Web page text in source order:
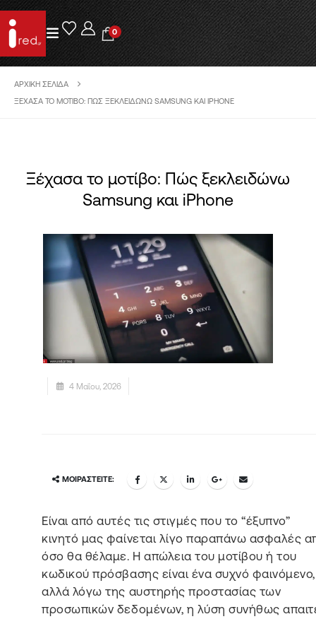
0
ΑΡΧΙΚΉ ΣΕΛΊΔΑ
ΞΈΧΑΣΑ ΤΟ ΜΟΤΊΒΟ: ΠΏΣ ΞΕΚΛΕΙΔΏΝΩ SAMSUNG ΚΑΙ IPHONE
Ξέχασα το μοτίβο: Πώς ξεκλειδώνω
Samsung και iPhone
4 Μαΐου, 2026
ΜΟΙΡΑΣΤΕΊΤΕ:
Είναι από αυτές τις στιγμές που το “έξυπνο”
κινητό μας φαίνεται λίγο παραπάνω ασφαλές
όσο θα θέλαμε. Η απώλεια του μοτίβου ή του
κωδικού πρόσβασης είναι ένα συχνό φαινόμενο,
αλλά λόγω της αυστηρής προστασίας των
προσωπικών δεδομένων, η λύση συνήθως